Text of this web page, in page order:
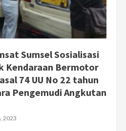
Sumsel Sosialisasi
Kendaraan Bermotor
74 UU No 22 tahun
Pengemudi Angkutan
2023